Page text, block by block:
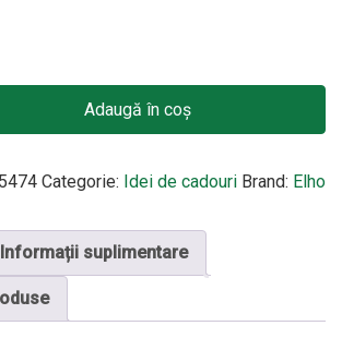
Adaugă în coș
Categorie: Idei de cadouri Brand: Elho
Informații suplimentare